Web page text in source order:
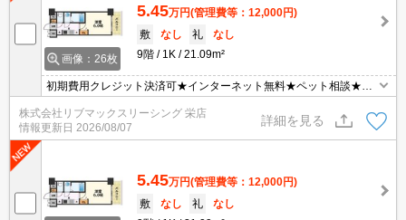
画像：26枚
5.45万円(管理費等：12,000円)
敷
なし 礼
なし
9階
1K 21.09m²
初期費用クレジット決済可★インターネット無料★ペット相談★
「大須観音」「東別院」駅徒歩圏内☆オートロック、宅配ボック
ス、浴室乾燥機など設備充実の分譲賃貸マンション♪
株式会社リブマックスリーシング 栄店
情報更新日 2026/08/07
詳細を見る
5.45万円(管理費等：12,000円)
敷
なし 礼
なし